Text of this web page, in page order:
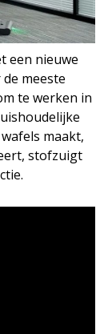
een nieuwe
meeste
te werken in
maakt,
stofzuigt